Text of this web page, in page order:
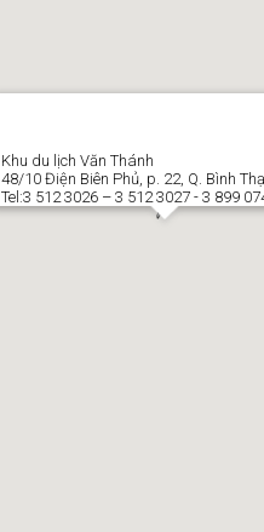
Khu du lịch Văn Thánh
48/10 Điện Biên Phủ, p. 22, Q. Bình
Tel:3 512 3026 – 3 512 3027 - 3 899